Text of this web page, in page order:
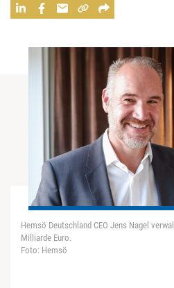
Hemsö Deutschland CEO Jens Nagel
Milliarde Euro.
Foto: Hemsö